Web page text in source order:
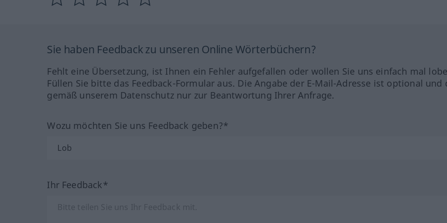
Sie haben Feedback zu unseren Online Wörterbüchern?
Fehlt eine Übersetzung, ist Ihnen ein Fehler aufgefallen oder wollen Sie uns einfach mal
Füllen Sie bitte das Feedback-Formular aus. Die Angabe der E-Mail-Adresse ist optional und
gemäß unserem Datenschutz nur zur Beantwortung Ihrer Anfrage.
Wozu möchten Sie uns Feedback geben?*
Ihr Feedback*